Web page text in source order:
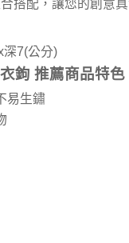
搭配，讓您的創意真
深7(公分)
鉤 推薦商品特色
易生鏽